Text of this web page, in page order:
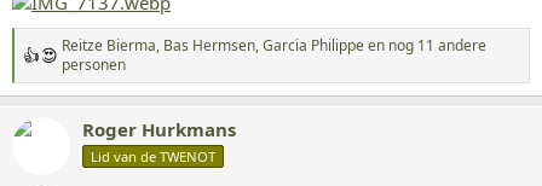
W
a
a
r
d
Reitze Bierma, Bas Hermsen,Garcia Philippeen nog 11 andere
personen
Roger Hurkmans
Lid van de TWENOT